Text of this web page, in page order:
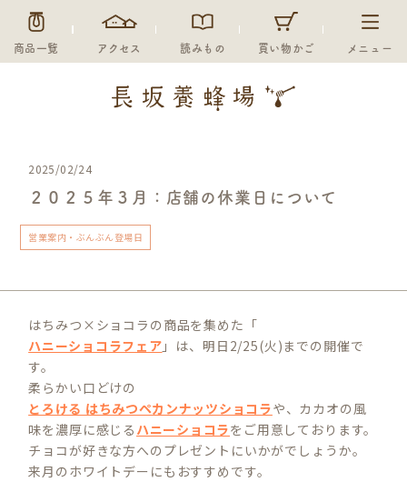
商品一覧 アクセス 読みもの 買い物かご メニュー
2025/02/24
２０２５年３月：店舗の休業日について
営業案内・ぶんぶん登場日
はちみつ×ショコラの商品を集めた「
ハニーショコラフェア 」は、明日2/25(火)までの開催で
す。
柔らかい口どけの
とろける はちみつペカンナッツショコラや、カカオの風
味を濃厚に感じる ハニーショコラをご用意しております。
チョコが好きな方へのプレゼントにいかがでしょうか。
来月のホワイトデーにもおすすめです。